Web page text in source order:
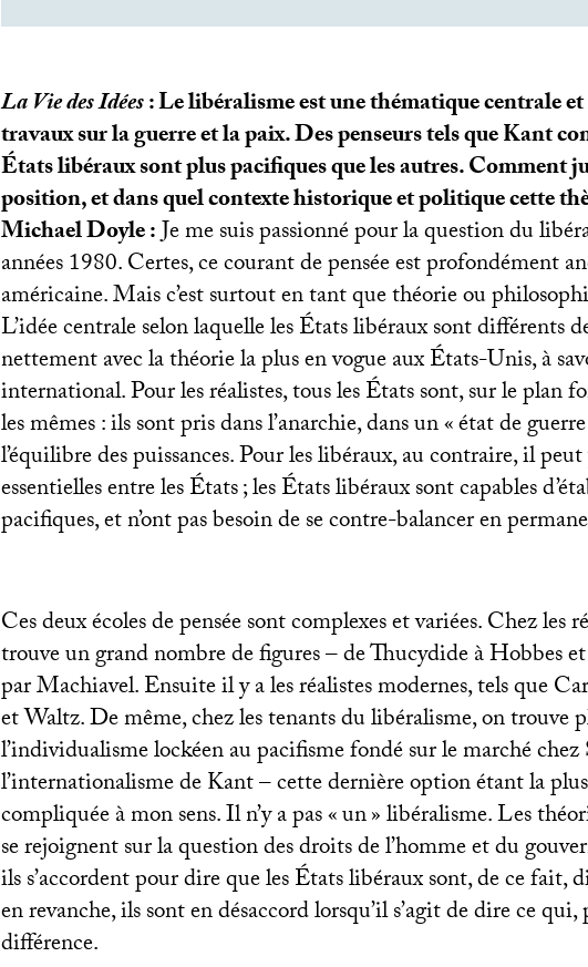
La Vie des Idées: Le libéralisme est une thématique centrale
travaux sur la guerre et la paix. Des penseurs tels que Kant
États libéraux sont plus pacifiques que les autres. Comment
position, et dans quel contexte historique et politique cette
Michael Doyle :Je me suis passionné pour la question du
années 1980. Certes, ce courant de pensée est profondément
américaine. Mais c’est surtout en tant que théorie ou
L’idée centrale selon laquelle les États libéraux sont différents
nettement avec la théorie la plus en vogue aux États-Unis, à
international. Pour les réalistes, tous les États sont, sur le plan
les mêmes : ils sont pris dans l’anarchie, dans un «état de guerre
l’équilibre des puissances. Pour les libéraux, au contraire, il
essentielles entre les États; les États libéraux sont capables
pacifiques, et n’ont pas besoin de se contre-balancer en
Ces deux écoles de pensée sont complexes et variées. Chez les
trouve un grand nombre de figures – de Thucydide à Hobbes
par Machiavel. Ensuite il y a les réalistes modernes, tels que
et Waltz. De même, chez les tenants du libéralisme, on trouve
l’individualisme lockéen au pacifisme fondé sur le marché
l’internationalisme de Kant – cette dernière option étant la
compliquée à mon sens. Il n’y a pas «un» libéralisme. Les
se rejoignent sur la question des droits de l’homme et du
ils s’accordent pour dire que les États libéraux sont, de ce fait,
en revanche, ils sont en désaccord lorsqu’il s’agit de dire ce
différence.